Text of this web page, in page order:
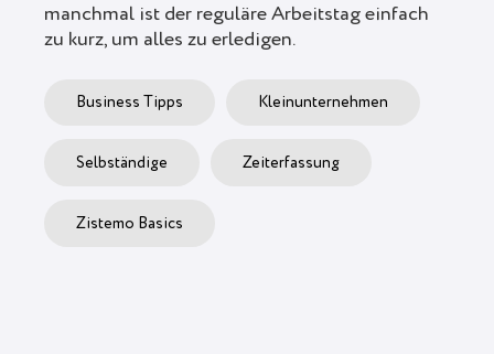
manchmal ist der reguläre Arbeitstag einfach
zu kurz, um alles zu erledigen.
Business Tipps Kleinunternehmen
Selbständige Zeiterfassung
Zistemo Basics